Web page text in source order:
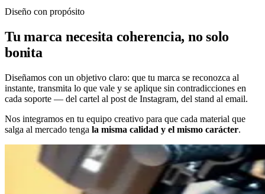
Diseño con propósito
Tu marca necesita coherencia, no solo
bonita
Diseñamos con un objetivo claro: que tu marca se reconozca al
instante, transmita lo que vale y se aplique sin contradicciones en
cada soporte — del cartel al post de Instagram, del stand al email.
Nos integramos en tu equipo creativo para que cada material que
salga al mercado tenga la misma calidad y el mismo carácter.